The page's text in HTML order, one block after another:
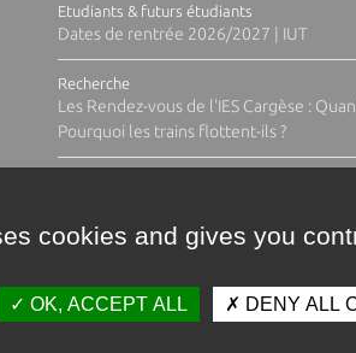
Etudiants & futurs étudiants
Dates de rentrée 2026/2027 | IUT
Recherche
Les Rendez-vous de l'IES Cargèse :
Pourquoi les trains flottent-ils ?
cookies and gives you
OK, ACCEPT ALL DENY ALL